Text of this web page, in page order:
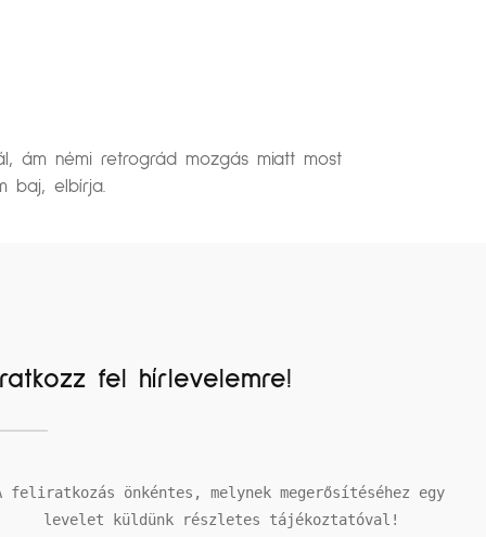
ám némi retrográd mozgás miatt most
baj, elbírja.
Iratkozz fel hírlevelemre!
feliratkozás önkéntes, melynek megerősítéséhez egy
levelet küldünk részletes tájékoztatóval!